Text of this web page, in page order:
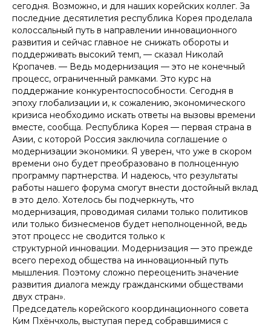
сегодня. Возможно, и для наших корейских коллег. За
последние десятилетия республика Корея проделала
колоссальный путь в направлении инновационного
развития и сейчас главное не снижать обороты и
поддерживать высокий темп, — сказал Николай
Кропачев. — Ведь модернизация — это не конечный
процесс, ограниченный рамками. Это курс на
поддержание конкурентоспособности. Сегодня в
эпоху глобализации и, к сожалению, экономического
кризиса необходимо искать ответы на вызовы времени
вместе, сообща. Республика Корея — первая страна в
Азии, с которой Россия заключила соглашение о
модернизации экономики. Я уверен, что уже в скором
времени оно будет преобразовано в полноценную
программу партнерства. И надеюсь, что результаты
работы нашего форума смогут внести достойный вклад
в это дело. Хотелось бы подчеркнуть, что
модернизация, проводимая силами только политиков
или только бизнесменов будет неполноценной, ведь
этот процесс не сводится только к
структурной инновации. Модернизация — это прежде
всего переход общества на инновационный путь
мышления. Поэтому сложно переоценить значение
развития диалога между гражданскими обществами
двух стран».
Председатель корейского координационного совета
Ким Пхёнчхоль, выступая перед собравшимися с